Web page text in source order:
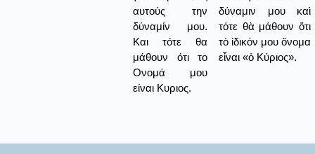
αυτούς την
δύναμίν μου.
Και τότε θα
μάθουν ότι το
Ονομά μου
είναι Κυριος.
δύναμιν μου καὶ
τότε θὰ μάθουν ὅτι
τὸ ἰδικόν μου ὄνομα
εἶναι «ὁ Κύριος».